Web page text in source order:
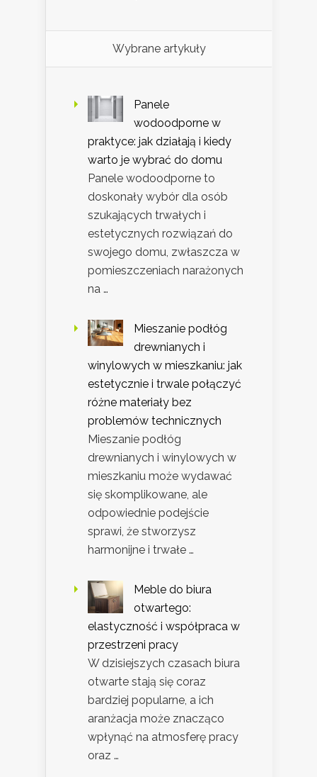
Wybrane artykuły
Panele
wodoodporne w
praktyce: jak działają i kiedy
warto je wybrać do domu
Panele wodoodporne to
doskonały wybór dla osób
szukających trwałych i
estetycznych rozwiązań do
swojego domu, zwłaszcza w
pomieszczeniach narażonych
na …
Mieszanie podłóg
drewnianych i
winylowych w mieszkaniu: jak
estetycznie i trwale połączyć
różne materiały bez
problemów technicznych
Mieszanie podłóg
drewnianych i winylowych w
mieszkaniu może wydawać
się skomplikowane, ale
odpowiednie podejście
sprawi, że stworzysz
harmonijne i trwałe …
Meble do biura
otwartego:
elastyczność i współpraca w
przestrzeni pracy
W dzisiejszych czasach biura
otwarte stają się coraz
bardziej popularne, a ich
aranżacja może znacząco
wpłynąć na atmosferę pracy
oraz …